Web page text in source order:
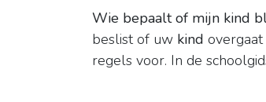
Wie bepaalt of mijn kind
beslist of uw kind
regels voor. In de